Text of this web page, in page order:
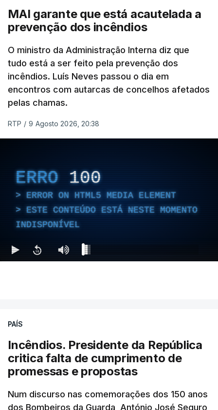
israelita, que nos últimos tempos vem dando conta
de que o líder supremo iraniano estará em estado
crítico na sequência do bombardeamento que no
último dia de fevereiro passado matou o pai, o
ayatollah Ali Khamenei, e outros membros da
família.
As imagens mostram Mojtaba Khamenei no que
será uma aula religiosa, mas sem qualquer
indicação adicional.
ERRO100
ERROR ON HTML5 MEDIA ELEMENT
ESTE CONTEÚDO ESTÁ NESTE
assinalando o início do terceiro ano de Pezeshkian
à frente do governo, teve na agenda o conflito
armado com os Estados Unidos e Israel, além das
questões económicas de um país em guerra que
se confronta agora com uma inflação de 88%.
De acordo com a informação oficial, que não indica
MAI garante que está acautelada a
prevenção dos incêndios
O ministro da Administração Interna diz que
tudo está a ser feito pela prevenção dos
incêndios. Luís Neves passou o dia em
encontros com autarcas de concelhos afetados
pelas chamas.
RTP / 9 Agosto 2026, 20:38
ERRO 100
ERROR ON HTML5 MEDIA ELEMENT
ESTE CONTEÚDO ESTÁ NESTE MOMENTO
INDISPONÍVEL
PAÍS
Incêndios. Presidente da República
critica falta de cumprimento de
promessas e propostas
Num discurso nas comemorações dos 150 anos
dos Bombeiros da Guarda, António José Seguro